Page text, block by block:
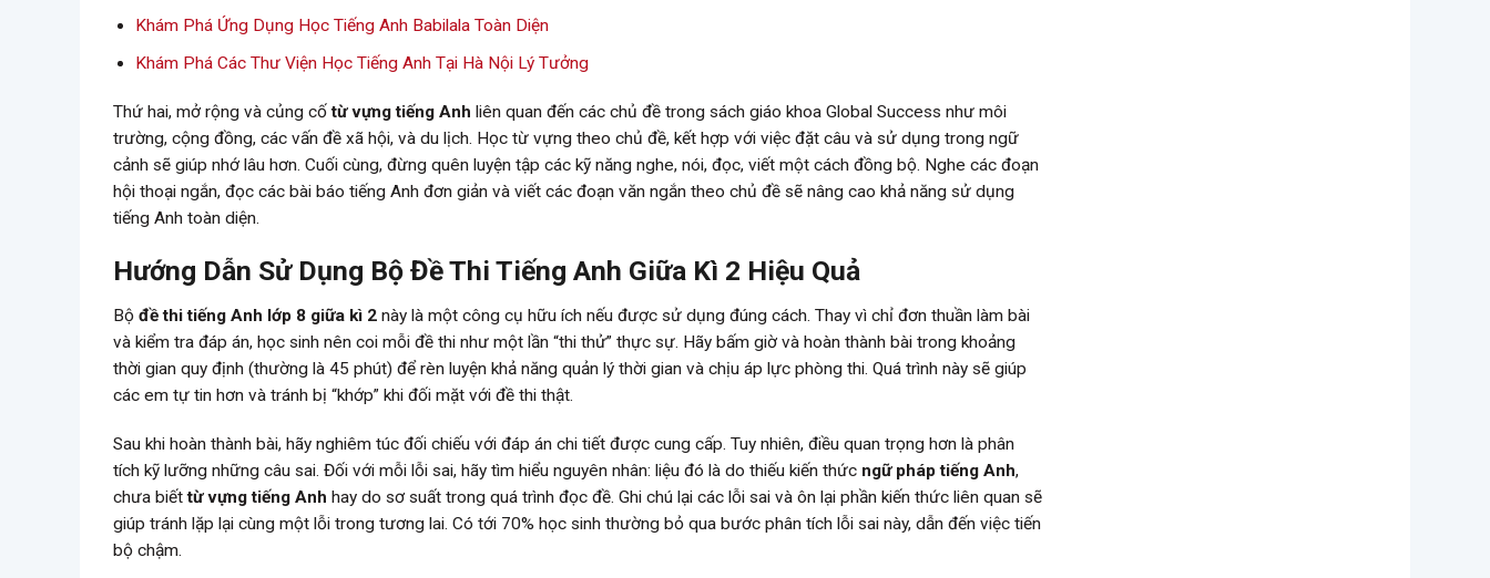
Khám Phá Ứng Dụng Học Tiếng Anh Babilala Toàn Diện
Khám Phá Các Thư Viện Học Tiếng Anh Tại Hà Nội Lý Tưởng
Thứ hai, mở rộng và củng cốtừ vựng tiếng Anh liên quan đến các chủ đề trong sách giáo khoa Global Success như môi
trường, cộng đồng, các vấn đề xã hội, và du lịch. Học từ vựng theo chủ đề, kết hợp với việc đặt câu và sử dụng trong ngữ
cảnh sẽ giúp nhớ lâu hơn. Cuối cùng, đừng quên luyện tập các kỹ năng nghe, nói, đọc, viết một cách đồng bộ. Nghe các đoạn
hội thoại ngắn, đọc các bài báo tiếng Anh đơn giản và viết các đoạn văn ngắn theo chủ đề sẽ nâng cao khả năng sử dụng
tiếng Anh toàn diện.
Hướng Dẫn Sử Dụng Bộ Đề Thi Tiếng Anh Giữa Kì 2 Hiệu Quả
Bộ đề thi tiếng Anh lớp 8 giữa kì 2 này là một công cụ hữu ích nếu được sử dụng đúng cách. Thay vì chỉ đơn thuần làm bài
và kiểm tra đáp án, học sinh nên coi mỗi đề thi như một lần “thi thử” thực sự. Hãy bấm giờ và hoàn thành bài trong khoảng
thời gian quy định (thường là 45 phút) để rèn luyện khả năng quản lý thời gian và chịu áp lực phòng thi. Quá trình này sẽ giúp
các em tự tin hơn và tránh bị “khớp” khi đối mặt với đề thi thật.
Sau khi hoàn thành bài, hãy nghiêm túc đối chiếu với đáp án chi tiết được cung cấp. Tuy nhiên, điều quan trọng hơn là phân
tích kỹ lưỡng những câu sai. Đối với mỗi lỗi sai, hãy tìm hiểu nguyên nhân: liệu đó là do thiếu kiến thức ngữ pháp tiếng Anh,
chưa biếttừ vựng tiếng Anh hay do sơ suất trong quá trình đọc đề. Ghi chú lại các lỗi sai và ôn lại phần kiến thức liên quan sẽ
giúp tránh lặp lại cùng một lỗi trong tương lai. Có tới 70% học sinh thường bỏ qua bước phân tích lỗi sai này, dẫn đến việc tiến
bộ chậm.